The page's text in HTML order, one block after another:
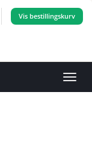
Vis bestillingskurv
Skift